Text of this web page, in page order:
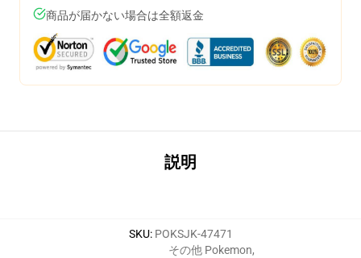
商品が届かない場合は全額返金
説明
SKU: POKSJK-47471
その他 Pokemon,